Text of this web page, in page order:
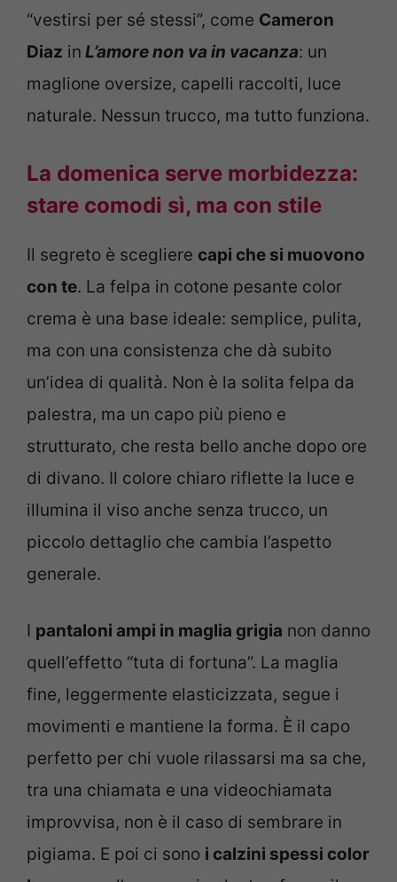
“vestirsi per sé stessi”, come Cameron
Diaz in L’amore non va in vacanza: un
maglione oversize, capelli raccolti, luce
naturale. Nessun trucco, ma tutto funziona.
La domenica serve morbidezza:
stare comodi sì, ma con stile
Il segreto è scegliere capi che si muovono
con te. La felpa in cotone pesante color
crema è una base ideale: semplice, pulita,
ma con una consistenza che dà subito
un’idea di qualità. Non è la solita felpa da
palestra, ma un capo più pieno e
strutturato, che resta bello anche dopo ore
di divano. Il colore chiaro riflette la luce e
illumina il viso anche senza trucco, un
piccolo dettaglio che cambia l’aspetto
generale.
I pantaloni ampi in maglia grigia non danno
quell’effetto “tuta di fortuna”. La maglia
fine, leggermente elasticizzata, segue i
movimenti e mantiene la forma. È il capo
perfetto per chi vuole rilassarsi ma sa che,
tra una chiamata e una videochiamata
improvvisa, non è il caso di sembrare in
pigiama. E poi ci sono i calzini spessi color